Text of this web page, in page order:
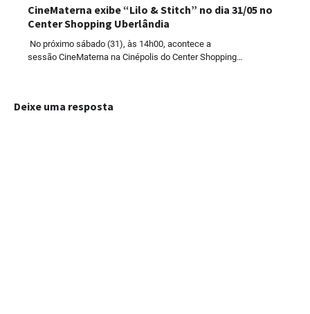
CineMaterna exibe “Lilo & Stitch” no dia 31/05 no
Center Shopping Uberlândia
No próximo sábado (31), às 14h00, acontece a
sessão CineMaterna na Cinépolis do Center Shopping…
Deixe uma resposta